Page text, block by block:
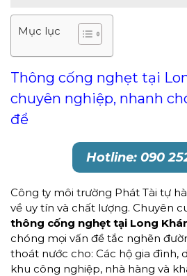
Mục lục
Thông cống nghẹt tại
chuyên nghiệp, nhanh
để
Hotline: 090
Công ty môi trường Phát Tài tự
về uy tín và chất lượng. Chuyên
thông cống nghẹt tại Long
chóng mọi vấn đề tắc nghẽn
thoát nước cho: Các hộ gia đình,
khu công nghiệp, nhà hàng và